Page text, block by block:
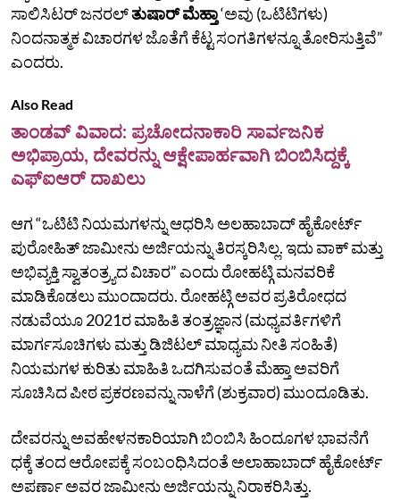
ಸಾಲಿಸಿಟರ್‌ ಜನರಲ್‌ತುಷಾರ್‌ ಮೆಹ್ತಾ‘ಅವು (ಒಟಿಟಿಗಳು)
ನಿಂದನಾತ್ಮಕ ವಿಚಾರಗಳ ಜೊತೆಗೆ ಕೆಟ್ಟ ಸಂಗತಿಗಳನ್ನೂ ತೋರಿಸುತ್ತಿವೆ”
ಎಂದರು.
Also Read
ತಾಂಡವ್ ವಿವಾದ: ಪ್ರಚೋದನಾಕಾರಿ ಸಾರ್ವಜನಿಕ
ಅಭಿಪ್ರಾಯ, ದೇವರನ್ನು ಆಕ್ಷೇಪಾರ್ಹವಾಗಿ ಬಿಂಬಿಸಿದ್ದಕ್ಕೆ
ಎಫ್‌ಐಆರ್ ದಾಖಲು
ಆಗ “ಒಟಿಟಿ ನಿಯಮಗಳನ್ನು ಆಧರಿಸಿ ಅಲಹಾಬಾದ್‌ ಹೈಕೋರ್ಟ್‌
ಪುರೋಹಿತ್‌ ಜಾಮೀನು ಅರ್ಜಿಯನ್ನು ತಿರಸ್ಕರಿಸಿಲ್ಲ. ಇದು ವಾಕ್‌ ಮತ್ತು
ಅಭಿವ್ಯಕ್ತಿ ಸ್ವಾತಂತ್ರ್ಯದ ವಿಚಾರ” ಎಂದು ರೋಹಟ್ಗಿ ಮನವರಿಕೆ
ಮಾಡಿಕೊಡಲು ಮುಂದಾದರು. ರೋಹಟ್ಗಿ ಅವರ ಪ್ರತಿರೋಧದ
ನಡುವೆಯೂ 2021ರ ಮಾಹಿತಿ ತಂತ್ರಜ್ಞಾನ (ಮಧ್ಯವರ್ತಿಗಳಿಗೆ
ಮಾರ್ಗಸೂಚಿಗಳು ಮತ್ತು ಡಿಜಿಟಲ್ ಮಾಧ್ಯಮ ನೀತಿ ಸಂಹಿತೆ)
ನಿಯಮಗಳ ಕುರಿತು ಮಾಹಿತಿ ಒದಗಿಸುವಂತೆ ಮೆಹ್ತಾ ಅವರಿಗೆ
ಸೂಚಿಸಿದ ಪೀಠ ಪ್ರಕರಣವನ್ನು ನಾಳೆಗೆ (ಶುಕ್ರವಾರ) ಮುಂದೂಡಿತು.
ದೇವರನ್ನು ಅವಹೇಳನಕಾರಿಯಾಗಿ ಬಿಂಬಿಸಿ ಹಿಂದೂಗಳ ಭಾವನೆಗೆ
ಧಕ್ಕೆ ತಂದ ಆರೋಪಕ್ಕೆ ಸಂಬಂಧಿಸಿದಂತೆ ಅಲಾಹಾಬಾದ್‌ ಹೈಕೋರ್ಟ್‌
ಅಪರ್ಣಾ ಅವರ ಜಾಮೀನು ಅರ್ಜಿಯನ್ನು ನಿರಾಕರಿಸಿತ್ತು.